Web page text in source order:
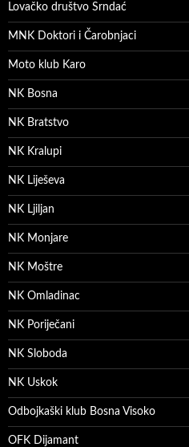
Lovačko društvo Srndać
MNK Doktori i Čarobnjaci
Moto klub Karo
NK Bosna
NK Bratstvo
NK Kralupi
NK Liješeva
NK Ljiljan
NK Monjare
NK Moštre
NK Omladinac
NK Poriječani
NK Sloboda
NK Uskok
Odbojkaški klub Bosna Visoko
OFK Dijamant